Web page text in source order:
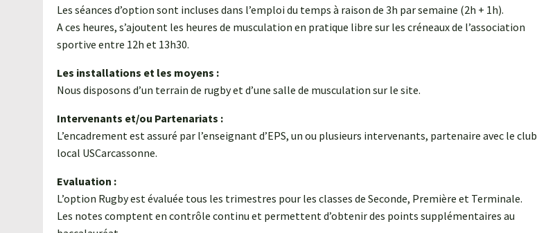
Les séances d’option sont incluses dans l’emploi du temps à raison de 3h par semaine (2h + 1h).
A ces heures, s’ajoutent les heures de musculation en pratique libre sur les créneaux de l’association
sportive entre 12h et 13h30.
Les installations et les moyens :
Nous disposons d’un terrain de rugby et d’une salle de musculation sur le site.
Intervenants et/ou Partenariats :
L’encadrement est assuré par l’enseignant d’EPS, un ou plusieurs intervenants, partenaire avec le club
local USCarcassonne.
Evaluation :
L’option Rugby est évaluée tous les trimestres pour les classes de Seconde, Première et Terminale.
Les notes comptent en contrôle continu et permettent d’obtenir des points supplémentaires au
Lire l'article